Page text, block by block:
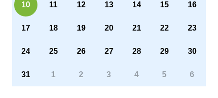
10 11 12 13 14 15 16
17 18 19 20 21 22 23
24 25 26 27 28 29 30
31 1 2 3 4 5 6